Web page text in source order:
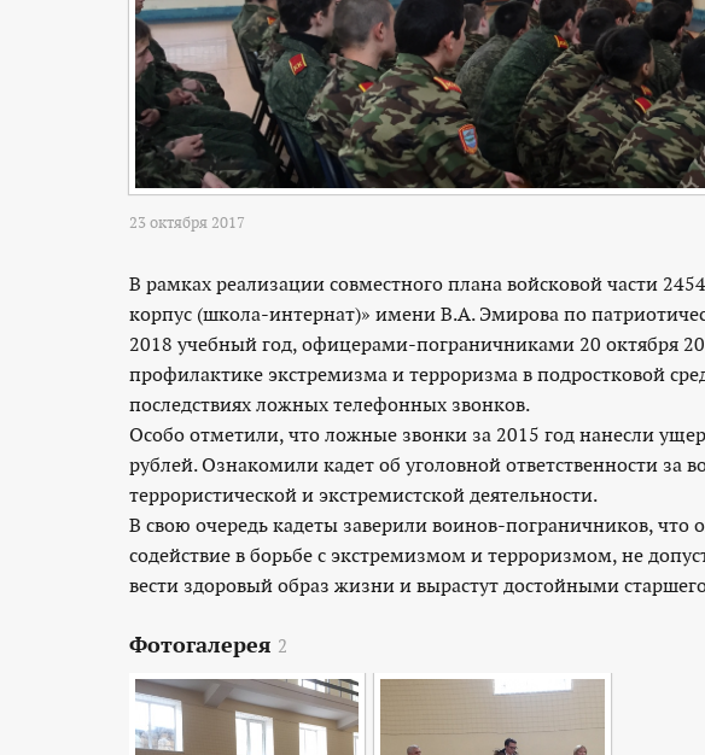
23 октября 2017
В рамках реализации совместного плана войсковой части
корпус (школа-интернат)» имени В.А. Эмирова по
2018 учебный год, офицерами-пограничниками 20 октября
профилактике экстремизма и терроризма в подростковой
последствиях ложных телефонных звонков.
Особо отметили, что ложные звонки за 2015 год нанесли
рублей. Ознакомили кадет об уголовной ответственности за
террористической и экстремистской деятельности.
В свою очередь кадеты заверили воинов-пограничников, что
содействие в борьбе с экстремизмом и терроризмом, не
вести здоровый образ жизни и вырастут достойными
Фотогалерея 2